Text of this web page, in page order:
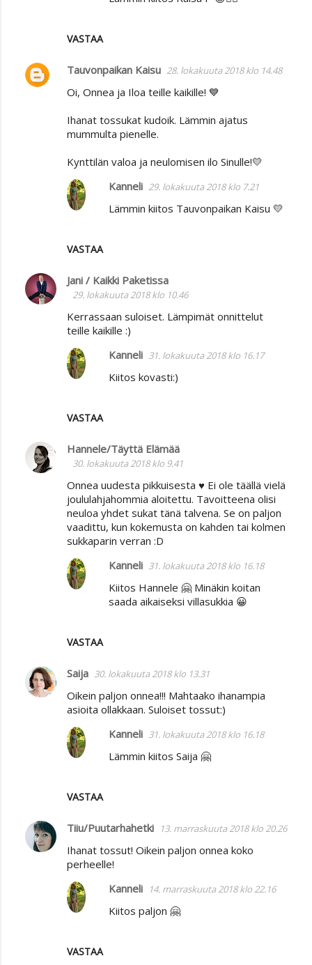
VASTAA
Tauvonpaikan Kaisu 28. lokakuuta 2018 klo 14.48
Oi, Onnea ja Iloa teille kaikille! 💙
Ihanat tossukat kudoik. Lämmin ajatus
mummulta pienelle.
Kynttilän valoa ja neulomisen ilo Sinulle!💛
VASTAA
Kanneli 29. lokakuuta 2018 klo 7.21
Lämmin kiitos Tauvonpaikan Kaisu 💛
Jani / Kaikki Paketissa
29. lokakuuta 2018 klo 10.46
Kerrassaan suloiset. Lämpimät onnittelut
teille kaikille :)
VASTAA
Kanneli 31. lokakuuta 2018 klo 16.17
Kiitos kovasti:)
Hannele/Täyttä Elämää
30. lokakuuta 2018 klo 9.41
Onnea uudesta pikkuisesta ♥ Ei ole täällä vielä
joululahjahommia aloitettu. Tavoitteena olisi
neuloa yhdet sukat tänä talvena. Se on paljon
vaadittu, kun kokemusta on kahden tai kolmen
sukkaparin verran :D
VASTAA
Kanneli 31. lokakuuta 2018 klo 16.18
Kiitos Hannele 🤗 Minäkin koitan
saada aikaiseksi villasukkia 😀
Saija 30. lokakuuta 2018 klo 13.31
Oikein paljon onnea!!! Mahtaako ihanampia
asioita ollakkaan. Suloiset tossut:)
VASTAA
Kanneli 31. lokakuuta 2018 klo 16.18
Lämmin kiitos Saija 🤗
Tiiu/Puutarhahetki 13. marraskuuta 2018 klo 20.26
Ihanat tossut! Oikein paljon onnea koko
perheelle!
VASTAA
Kanneli 14. marraskuuta 2018 klo 22.16
Kiitos paljon 🤗